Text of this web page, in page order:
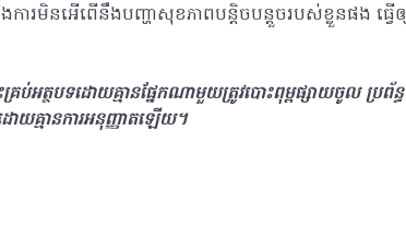
រមិនអើពើនឹងបញ្ហាសុខភាពបន្តិចបន្តួចរបស់ខ្លួនផង ធ្វើឲ្
ត្ថបទដោយគ្មានផ្នែកណាមួយត្រូវបោះពុម្ពផ្សាយចូល ប្រព័ន្ធ
គ្មានការអនុញ្ញាតឡើយ។